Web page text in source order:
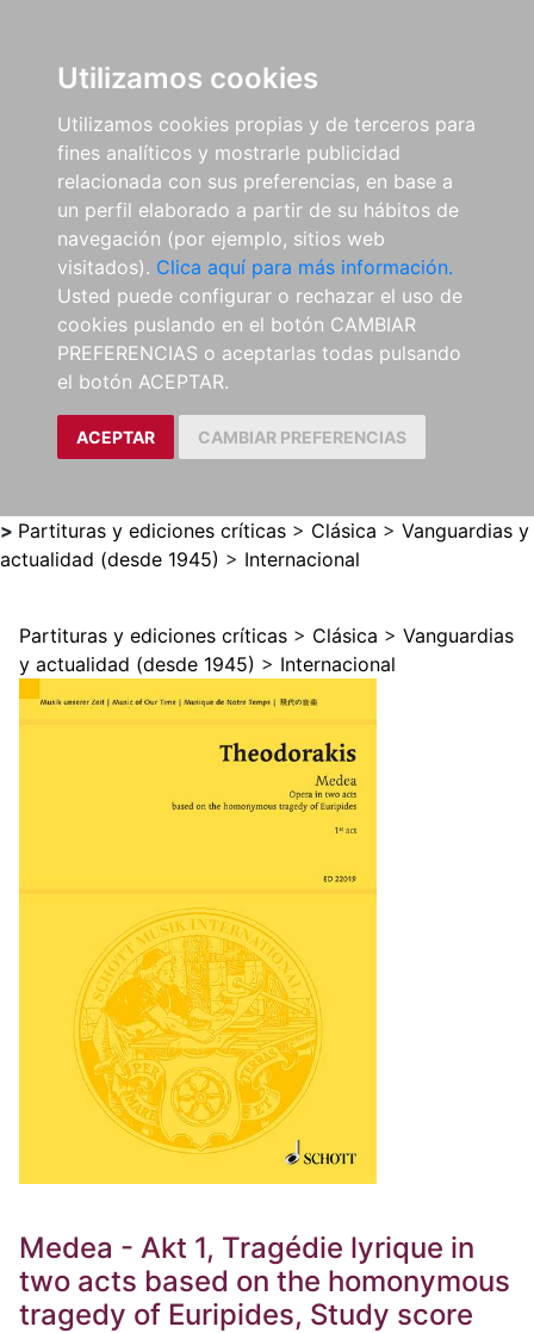
Utilizamos cookies
Utilizamos cookies propias y de terceros para
fines analíticos y mostrarle publicidad
relacionada con sus preferencias, en base a
un perfil elaborado a partir de su hábitos de
navegación (por ejemplo, sitios web
visitados). Clica aquí para más información.
Usted puede configurar o rechazar el uso de
cookies puslando en el botón CAMBIAR
PREFERENCIAS o aceptarlas todas pulsando
el botón ACEPTAR.
ACEPTAR CAMBIAR PREFERENCIAS
> Partituras y ediciones críticas > Clásica > Vanguardias y
actualidad (desde 1945) > Internacional
Partituras y ediciones críticas > Clásica > Vanguardias
y actualidad (desde 1945) > Internacional
Medea - Akt 1, Tragédie lyrique in
two acts based on the homonymous
tragedy of Euripides, Study score